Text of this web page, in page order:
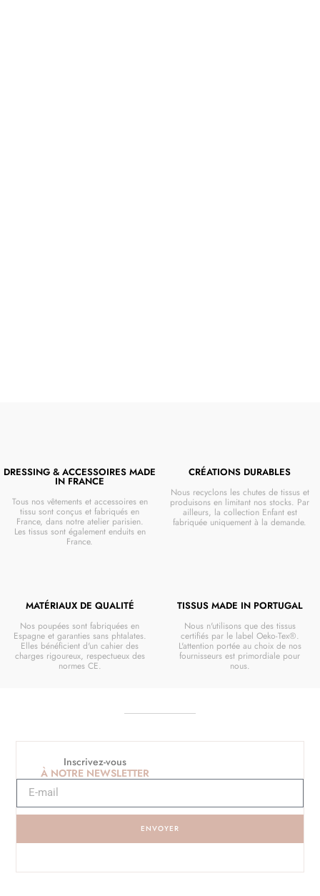
DRESSING & ACCESSOIRES MADE
IN FRANCE
Tous nos vêtements et accessoires en
tissu sont conçus et fabriqués en
France, dans notre atelier parisien.
Les tissus sont également enduits en
France.
CRÉATIONS DURABLES
Nous recyclons les chutes de tissus et
produisons en limitant nos stocks. Par
ailleurs, la collection Enfant est
fabriquée uniquement à la demande.
MATÉRIAUX DE QUALITÉ
Nos poupées sont fabriquées en
Espagne et garanties sans phtalates.
Elles bénéficient d'un cahier des
charges rigoureux, respectueux des
normes CE.
TISSUS MADE IN PORTUGAL
Nous n'utilisons que des tissus
certifiés par le label Oeko-Tex®.
L'attention portée au choix de nos
fournisseurs est primordiale pour
nous.
Inscrivez-vous
À NOTRE NEWSLETTER
ENVOYER